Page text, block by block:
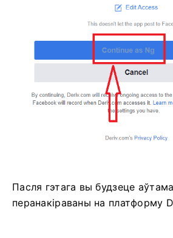
Пасля гэтага вы будзеце
перанакіраваны на платформу